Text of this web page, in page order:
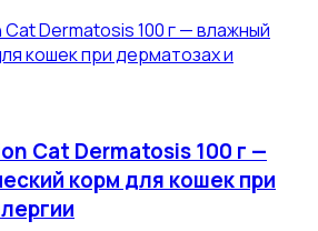
Cat Dermatosis 100 г —
корм для кошек при